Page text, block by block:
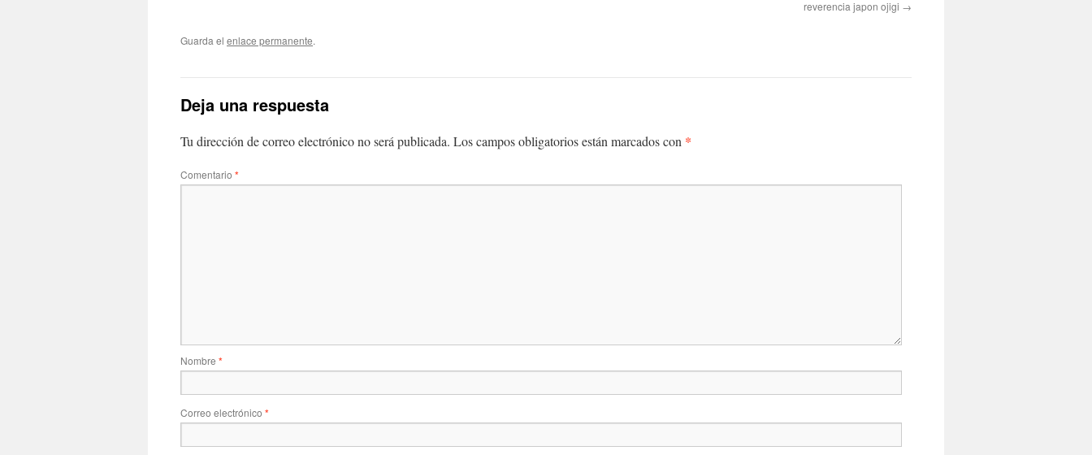
reverencia japon ojigi
Guarda el enlace permanente.
Deja una respuesta
Tu dirección de correo electrónico no será publicada. Los campos obligatorios están marcados con *
Comentario *
Nombre *
Correo electrónico *